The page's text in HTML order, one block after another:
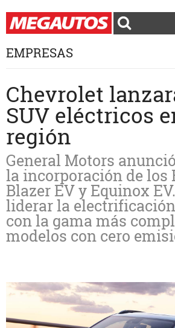
EMPRESAS
Chevrolet
SUV eléctricos
región
General Motors
la incorporación de los
Blazer EV y Equinox
liderar la
con la gama más
modelos con cero